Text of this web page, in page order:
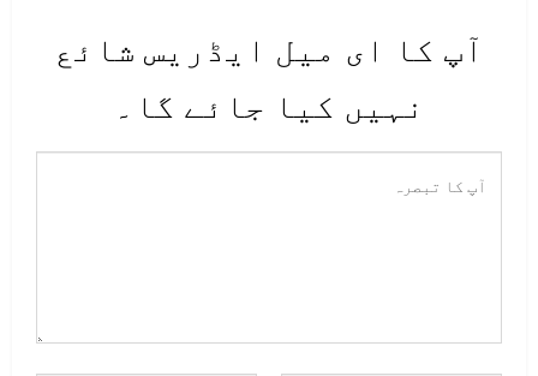
آپ کا ای میل ایڈریس شائع
نہیں کیا جائے گا۔